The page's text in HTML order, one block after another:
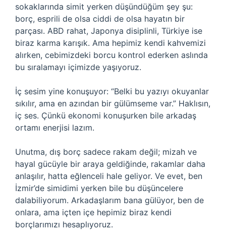
sokaklarında simit yerken düşündüğüm şey şu:
borç, esprili de olsa ciddi de olsa hayatın bir
parçası. ABD rahat, Japonya disiplinli, Türkiye ise
biraz karma karışık. Ama hepimiz kendi kahvemizi
alırken, cebimizdeki borcu kontrol ederken aslında
bu sıralamayı içimizde yaşıyoruz.
İç sesim yine konuşuyor: “Belki bu yazıyı okuyanlar
sıkılır, ama en azından bir gülümseme var.” Haklısın,
iç ses. Çünkü ekonomi konuşurken bile arkadaş
ortamı enerjisi lazım.
Unutma, dış borç sadece rakam değil; mizah ve
hayal gücüyle bir araya geldiğinde, rakamlar daha
anlaşılır, hatta eğlenceli hale geliyor. Ve evet, ben
İzmir’de simidimi yerken bile bu düşüncelere
dalabiliyorum. Arkadaşlarım bana gülüyor, ben de
onlara, ama içten içe hepimiz biraz kendi
borçlarımızı hesaplıyoruz.